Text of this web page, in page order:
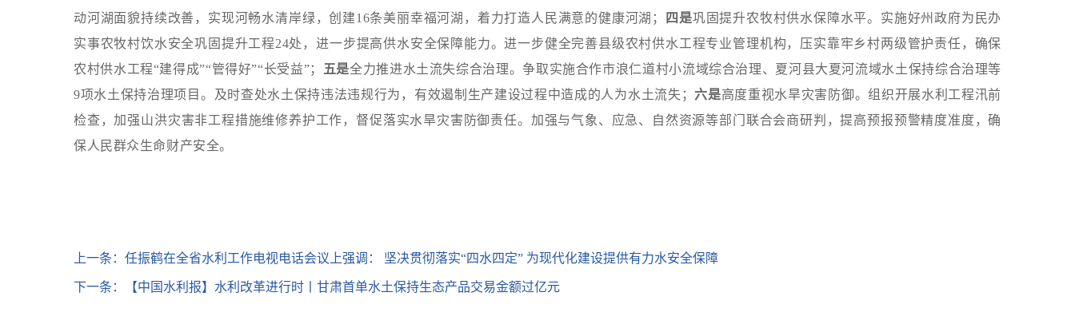
动河湖面貌持续改善，实现河畅水清岸绿，创建16条美丽幸福河湖，着力打造人民满意的健康河湖；
四 是巩固提升农牧村供水保障水平。 实施好州政府为民办
实事农牧村饮水安全巩固提升工程24处，进一步提高供水安全保障能力。进一步健全完善县级农村供水工程专业管理机构，压实靠牢乡村两级管护责任，确保
农村供水工程“建得成”“管得好”“长受益”；
五是全力推进水土流失综合治理。争取实施合作市浪仁道村小流域综合治理、夏河县大夏河流域水土保持综合治理等
9项水土保持治理项目。
及时查处水土保持违法违规行为，有效遏制生产建设过程中造成的人为水土流失； 六是高度重视水旱灾害防御。组织开展水利工程汛前
检查，加强山洪灾害非工程措施维修养护工作，督促落实水旱灾害防御责任。加强与气象、应急、自然资源等部门联合会商研判，提高预报预警精度准度，确
保人民群众生命财产安全。
上一条： 任振鹤在全省水利工作电视电话会议上强调： 坚决贯彻落实“四水四定” 为现代化建设提供有力水安全保障
下一条： 【中国水利报】水利改革进行时丨甘肃首单水土保持生态产品交易金额过亿元